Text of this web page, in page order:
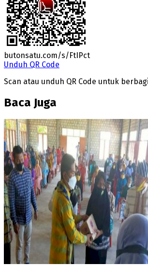
butonsatu.com/s/FtIPct
Unduh QR Code
Scan atau unduh QR Code untuk
Baca Juga